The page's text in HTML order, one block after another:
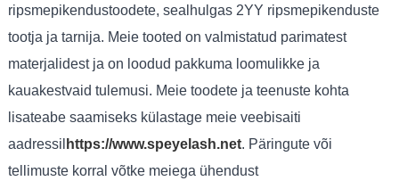
ripsmepikendustoodete, sealhulgas 2YY ripsmepikenduste
tootja ja tarnija. Meie tooted on valmistatud parimatest
materjalidest ja on loodud pakkuma loomulikke ja
kauakestvaid tulemusi. Meie toodete ja teenuste kohta
lisateabe saamiseks külastage meie veebisaiti
aadressil https://www.speyelash.net. Päringute või
tellimuste korral võtke meiega ühendust